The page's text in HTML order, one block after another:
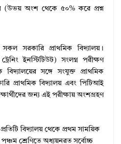
(উভয় অংশ থেকে ৫০% করে প্রশ্ন
সরকারি প্রাথমিক বিদ্যালয়।
ইনস্টিটিউট) সংলগ্ন পরীক্ষণ
বিদ্যালয়ের সঙ্গে সংযুক্ত প্রাথমিক
প্রাথমিক বিদ্যালয় এবং পিটিআই
জন্য এই পরীক্ষায় অংশগ্রহণ
বিদ্যালয় থেকে প্রথম সাময়িক
শ্রেণিতে অধ্যয়নরত সর্বোচ্চ